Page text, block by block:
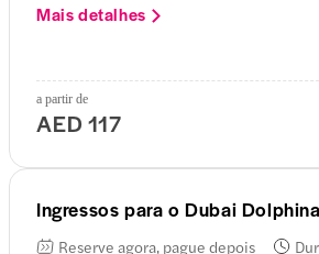
Mais detalhes
a partir de
AED 117
Ingressos para o Dubai
Reserve agora, pague depois